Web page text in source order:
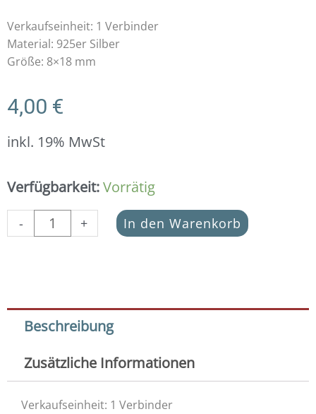
Verkaufseinheit: 1 Verbinder
Material: 925er Silber
Größe: 8×18 mm
4,00 €
inkl. 19% MwSt
Verfügbarkeit:Vorrätig
-
Schmuckverbinder
925
Silber
+ In den Warenkorb
Beschreibung
Zusätzliche Informationen
Verkaufseinheit: 1 Verbinder